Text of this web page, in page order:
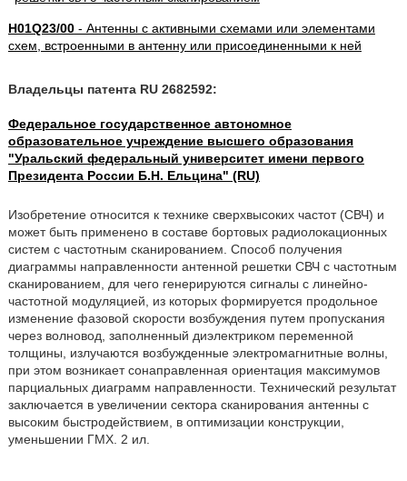
H01Q23/00- Антенны с активными схемами или элементами
схем, встроенными в антенну или присоединенными к ней
Владельцы патента RU 2682592:
Федеральное государственное автономное
образовательное учреждение высшего образования
"Уральский федеральный университет имени первого
Президента России Б.Н. Ельцина" (RU)
Изобретение относится к технике сверхвысоких частот (СВЧ) и
может быть применено в составе бортовых радиолокационных
систем с частотным сканированием. Способ получения
диаграммы направленности антенной решетки СВЧ с частотным
сканированием, для чего генерируются сигналы с линейно-
частотной модуляцией, из которых формируется продольное
изменение фазовой скорости возбуждения путем пропускания
через волновод, заполненный диэлектриком переменной
толщины, излучаются возбужденные электромагнитные волны,
при этом возникает сонаправленная ориентация максимумов
парциальных диаграмм направленности. Технический результат
заключается в увеличении сектора сканирования антенны с
высоким быстродействием, в оптимизации конструкции,
уменьшении ГМХ. 2 ил.